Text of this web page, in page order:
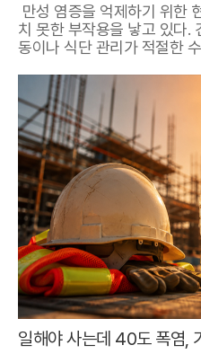
만성 염증을 억제하기 위한
치 못한 부작용을 낳고 있다.
동이나 식단 관리가 적절한
일해야 사는데 40도 폭염,